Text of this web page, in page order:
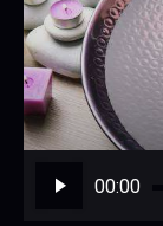
Player
00:00